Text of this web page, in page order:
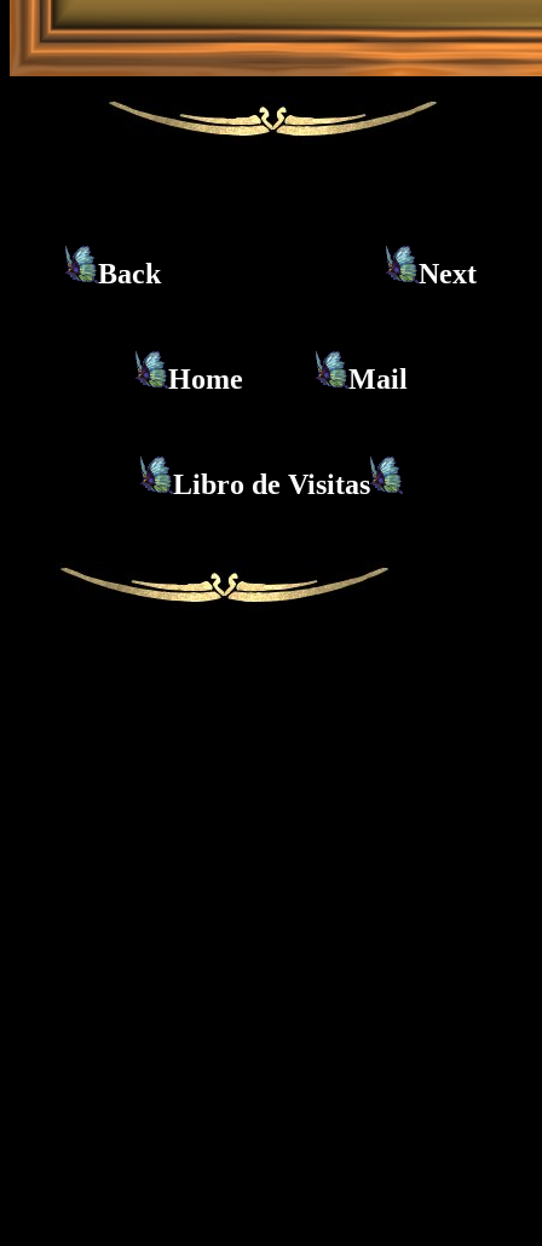
Back Next
Home Mail
Libro de Visitas